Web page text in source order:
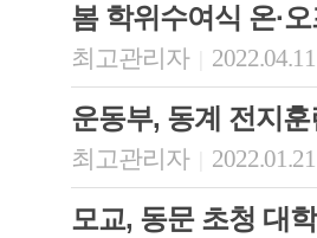
봄 학위수여식 온·
최고관리자
운동부, 동계 전지
최고관리자
모교, 동문 초청 대